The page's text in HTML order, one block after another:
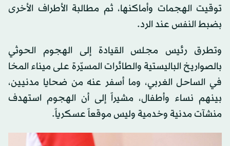
توقيت الهجمات وأماكنها، ثم مطالبة الأطراف الأخرى
بضبط النفس عند الرد.
وتطرق رئيس مجلس القيادة إلى الهجوم الحوثي
بالصواريخ الباليستية والطائرات المسيّرة على ميناء المخا
في الساحل الغربي، وما أسفر عنه من ضحايا مدنيين،
بينهم نساء وأطفال، مشيراً إلى أن الهجوم استهدف
منشآت مدنية وخدمية وليس موقعاً عسكرياً.